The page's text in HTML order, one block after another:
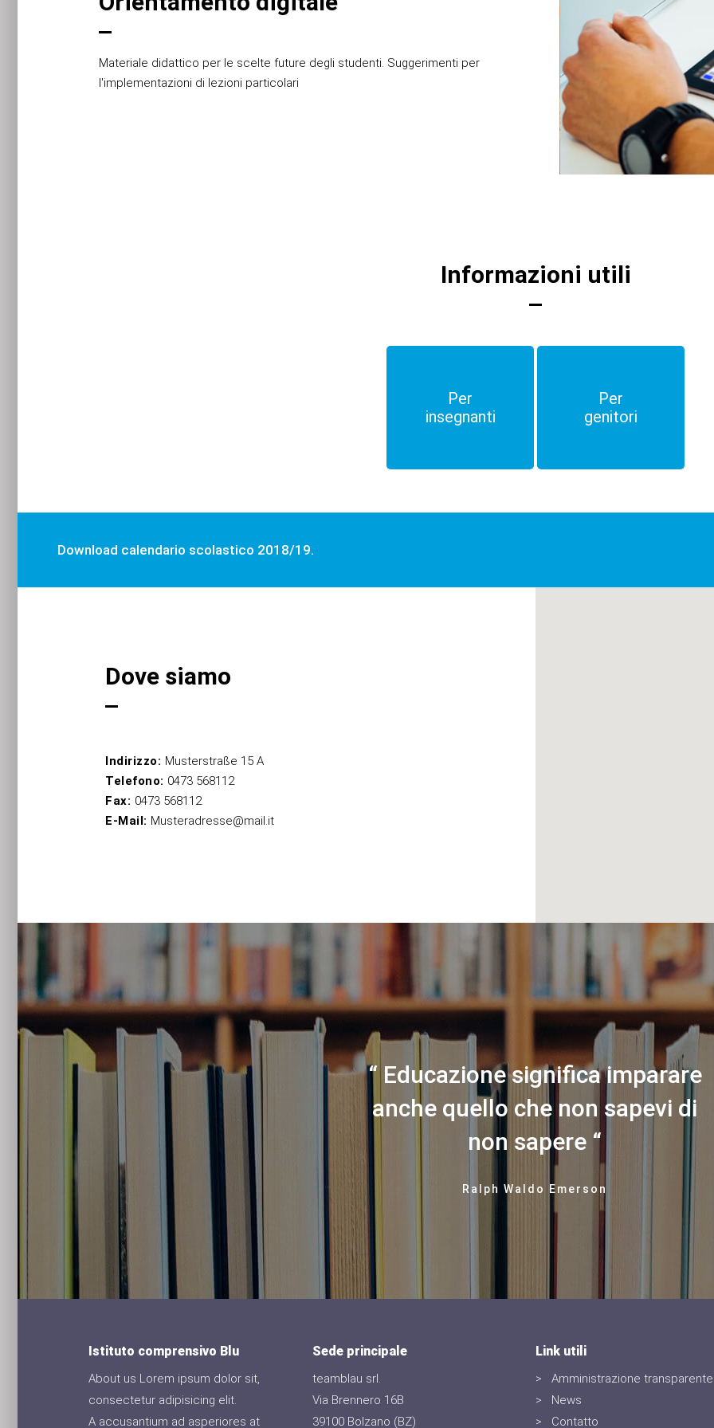
Materiale didattico per le scelte future degli studenti. Suggerimenti per
l'implementazioni di lezioni particolari
Informazioni utili
Per
insegnanti
Per
genitori
Download calendario scolastico 2018/19.
Dove siamo
Indirizzo: Musterstraße 15 A
Telefono: 0473 568112
Fax: 0473 568112
E-Mail: Musteradresse@mail.it
Educazione significa imparare
anche quello che non sapevi di
non sapere
Ralph Waldo Emerson
Istituto comprensivo Blu
About us Lorem ipsum dolor sit,
consectetur adipisicing elit.
A accusantium ad asperiores at
Sede principale
teamblau srl.
Via Brennero 16B
39100 Bolzano (BZ)
Link utili
Amministrazione transparente
News
Contatto